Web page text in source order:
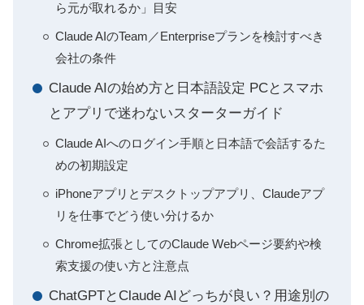
ら元が取れるか」目安
Claude AIのTeam／Enterpriseプランを検討すべき
会社の条件
Claude AIの始め方と日本語設定 PCとスマホ
とアプリで迷わないスターターガイド
Claude AIへのログイン手順と日本語で会話するた
めの初期設定
iPhoneアプリとデスクトップアプリ、Claudeアプ
リを仕事でどう使い分けるか
Chrome拡張としてのClaude Webページ要約や検
索支援の使い方と注意点
ChatGPTとClaude AIどっちが良い？用途別の